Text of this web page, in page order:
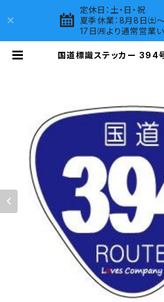
定休日：土・日・祝
夏季休業：8月8日㈯
17日㈪より通常営業
国道標識ステッカー 394